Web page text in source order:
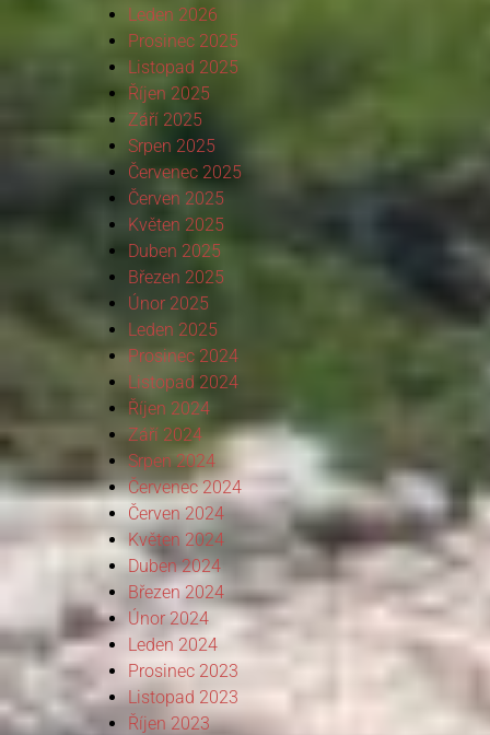
Leden 2026
Prosinec 2025
Listopad 2025
Říjen 2025
Září 2025
Srpen 2025
Červenec 2025
Červen 2025
Květen 2025
Duben 2025
Březen 2025
Únor 2025
Leden 2025
Prosinec 2024
Listopad 2024
Říjen 2024
Září 2024
Srpen 2024
Červenec 2024
Červen 2024
Květen 2024
Duben 2024
Březen 2024
Únor 2024
Leden 2024
Prosinec 2023
Listopad 2023
Říjen 2023